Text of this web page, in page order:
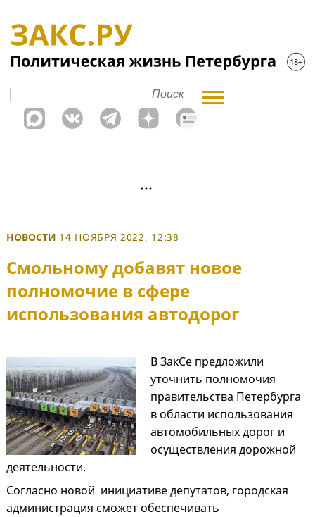
НОВОСТИ 14 НОЯБРЯ 2022, 12:38
Смольному добавят новое
полномочие в сфере
использования автодорог
В ЗакСе предложили
уточнить полномочия
правительства Петербурга
в области использования
автомобильных дорог и
осуществления дорожной
деятельности.
Согласно новой инициативе депутатов, городская
администрация сможет обеспечивать